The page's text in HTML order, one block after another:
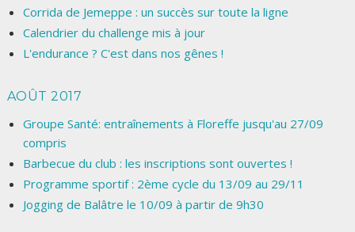
Corrida de Jemeppe : un succès sur toute la ligne
Calendrier du challenge mis à jour
L'endurance ? C'est dans nos gênes !
AOÛT 2017
Groupe Santé: entraînements à Floreffe jusqu'au 27/09
compris
Barbecue du club : les inscriptions sont ouvertes !
Programme sportif : 2ème cycle du 13/09 au 29/11
Jogging de Balâtre le 10/09 à partir de 9h30